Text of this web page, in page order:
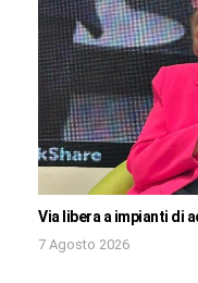
Via libera a impianti di
7 Agosto 2026